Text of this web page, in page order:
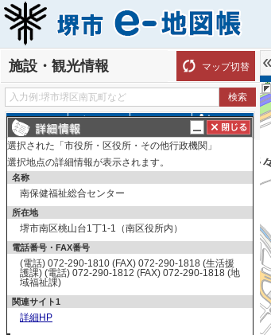
施設・観光情報 マップ切替
探す ルート
表示切替 全て選択 全てはずす
文化・教養・国際
博物館
自然科学
図書館
人権
選択された「市役所・区役所・その他行政機関」
選択地点の詳細情報が表示されます。
名称
南保健福祉総合センター
所在地
堺市南区桃山台1丁1-1（南区役所内）
電話番号・FAX番号
(電話) 072-290-1810 (FAX) 072-290-1818 (生活援
護課) (電話) 072-290-1812 (FAX) 072-290-1818 (地
域福祉課)
関連サイト1
詳細HP